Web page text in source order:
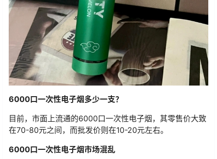
6000口一次性电子烟多少一支？
目前，市面上流通的6000口一次性电子烟，其零售价大致
在70-80元之间，而批发价则在10-20元左右。
6000口一次性电子烟市场混乱